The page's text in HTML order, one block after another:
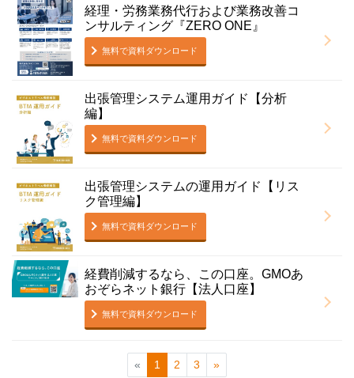
経理・労務業務代行および業務改善コ
ンサルティング『ZERO ONE』
無料で資料ダウンロード
出張管理システム運用ガイド【分析
編】
無料で資料ダウンロード
出張管理システムの運用ガイド【リス
ク管理編】
無料で資料ダウンロード
経費削減するなら、この口座。GMOあ
おぞらネット銀行【法人口座】
無料で資料ダウンロード
« 1 2 3 »